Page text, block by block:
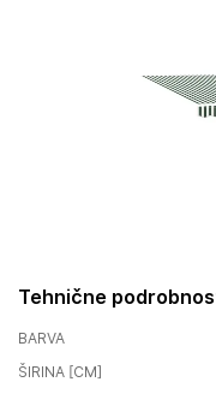
Tehnične
BARVA
ŠIRINA [CM]